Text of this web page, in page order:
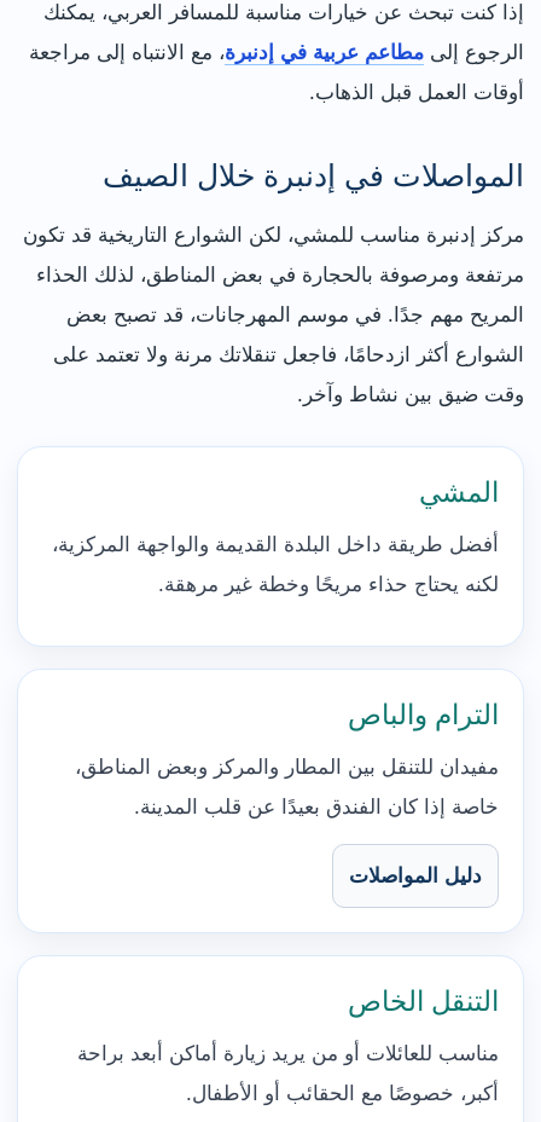
إذا كنت تبحث عن خيارات مناسبة للمسافر العربي، يمكنك
الرجوع إلى مطاعم عربية في إدنبرة، مع الانتباه إلى مراجعة
أوقات العمل قبل الذهاب.
المواصلات في إدنبرة خلال الصيف
مركز إدنبرة مناسب للمشي، لكن الشوارع التاريخية قد تكون
مرتفعة ومرصوفة بالحجارة في بعض المناطق، لذلك الحذاء
المريح مهم جدًا. في موسم المهرجانات، قد تصبح بعض
الشوارع أكثر ازدحامًا، فاجعل تنقلاتك مرنة ولا تعتمد على
وقت ضيق بين نشاط وآخر.
المشي
أفضل طريقة داخل البلدة القديمة والواجهة المركزية،
لكنه يحتاج حذاء مريحًا وخطة غير مرهقة.
الترام والباص
مفيدان للتنقل بين المطار والمركز وبعض المناطق،
خاصة إذا كان الفندق بعيدًا عن قلب المدينة.
دليل المواصلات
التنقل الخاص
مناسب للعائلات أو من يريد زيارة أماكن أبعد براحة
أكبر، خصوصًا مع الحقائب أو الأطفال.